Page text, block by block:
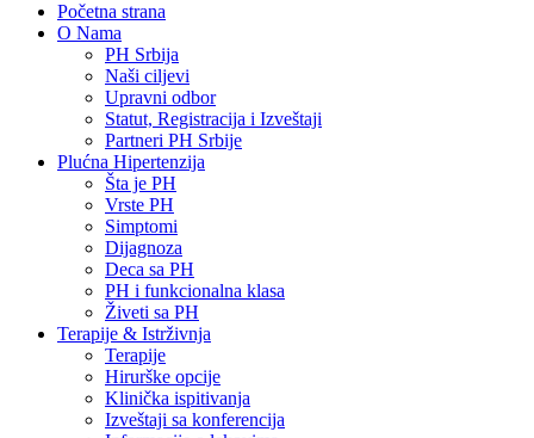
Početna strana
O Nama
PH Srbija
Naši ciljevi
Upravni odbor
Statut, Registracija i Izveštaji
Partneri PH Srbije
Plućna Hipertenzija
Šta je PH
Vrste PH
Simptomi
Dijagnoza
Deca sa PH
PH i funkcionalna klasa
Živeti sa PH
Terapije & Istrživnja
Terapije
Hirurške opcije
Klinička ispitivanja
Izveštaji sa konferencija